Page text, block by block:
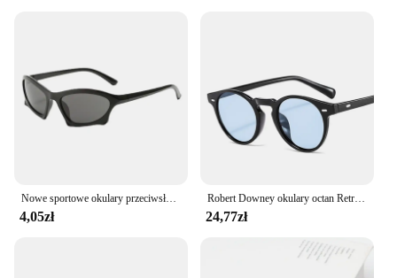
Nowe sportowe okulary przeciwsłoneczne Y2K Kobiety Trendy Punk Okulary przeciwsłoneczne Mężczyźni Retro 2000's Luksusowa marka One Piece Specjalny kształt Gafas De Sol
4,05zł
Robert Downey okulary octan Retro classic okrągłe okulary unisex lato moda okulary Vintage czerwony żółty niebieski fioletowy
24,77zł